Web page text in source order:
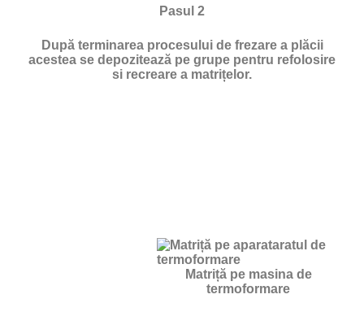
Pasul 2
După terminarea procesului de frezare a plăcii
acestea se depozitează pe grupe pentru refolosire
si recreare a matrițelor.
Matriță pe masina de
termoformare